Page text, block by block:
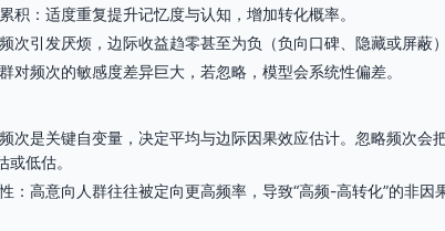
积：适度重复提升记忆度与认知，增加转化概率。
次引发厌烦，边际收益趋零甚至为负（负向口碑、隐藏或屏蔽）
对频次的敏感度差异巨大，若忽略，模型会系统性偏差。
次是关键自变量，决定平均与边际因果效应估计。忽略频次会
低估。
：高意向人群往往被定向更高频率，导致“高频-高转化”的非因